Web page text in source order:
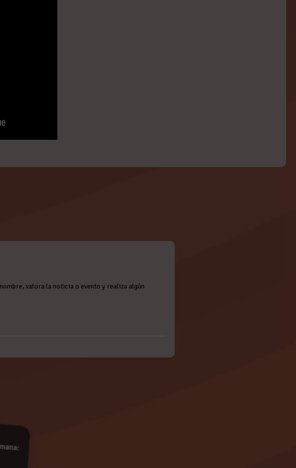
valora la noticia o evento y realiza algún
Personal, le informamos que los datos que nos facilite